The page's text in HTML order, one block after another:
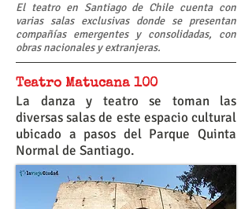
El teatro en Santiago de Chile cuenta con
varias salas exclusivas donde se presentan
compañías emergentes y consolidadas, con
obras nacionales y extranjeras.
Teatro Matucana 100
La danza y teatro se toman las
diversas salas de este espacio cultural
ubicado a pasos del Parque Quinta
Normal de Santiago.